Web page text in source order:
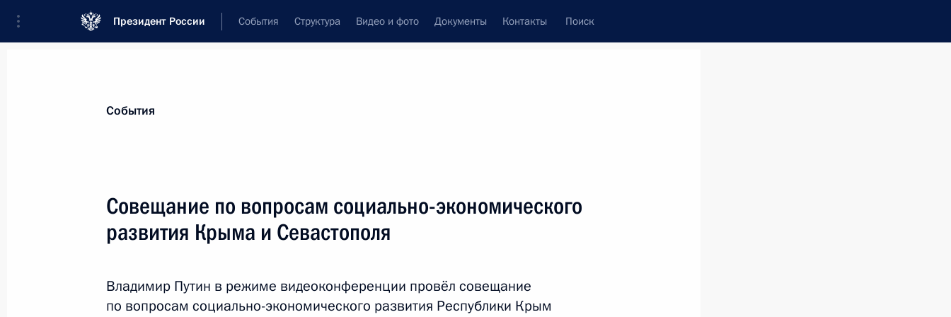
Президент России События Структура Видео и фото Документы Контакты Поиск
События
Совещание по вопросам социально-экономического
развития Крыма и Севастополя
Владимир Путин в режиме видеоконференции провёл совещание
по вопросам социально-экономического развития Республики Крым